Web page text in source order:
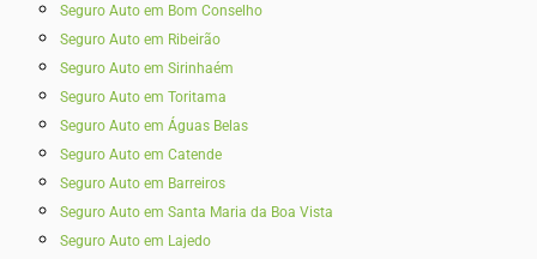
Seguro Auto em Bom Conselho
Seguro Auto em Ribeirão
Seguro Auto em Sirinhaém
Seguro Auto em Toritama
Seguro Auto em Águas Belas
Seguro Auto em Catende
Seguro Auto em Barreiros
Seguro Auto em Santa Maria da Boa Vista
Seguro Auto em Lajedo